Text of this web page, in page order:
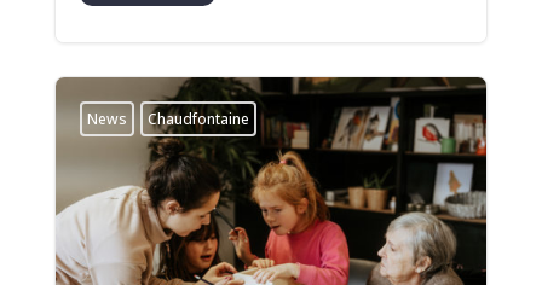
News Chaudfontaine